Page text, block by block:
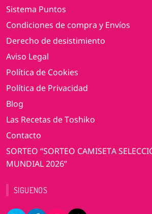
Sistema Puntos
Condiciones de compra y Envíos
Derecho de desistimiento
Aviso Legal
Política de Cookies
Política de Privacidad
Blog
Las Recetas de Toshiko
Contacto
SORTEO “SORTEO CAMISETA
MUNDIAL 2026”
SIGUENOS